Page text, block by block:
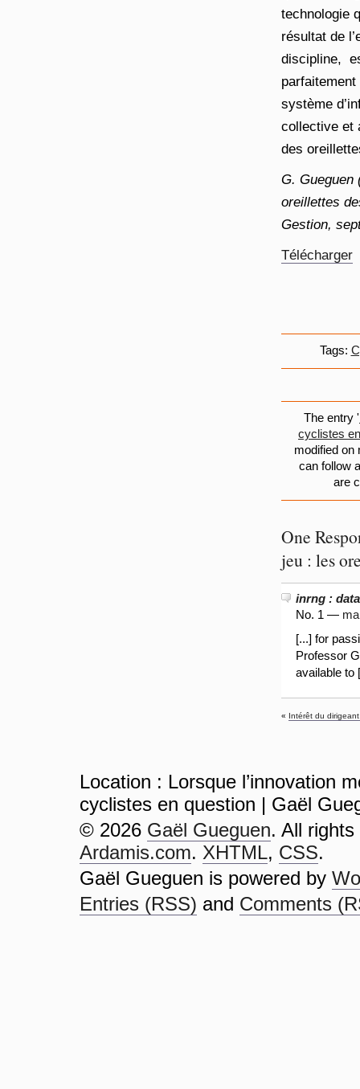
technologie
résultat de
discipline,
système
collective et
des
G. Gueguen
oreillettes
Gestion,
Télécharger
Tags:
The entry '
cyclistes
modified on
can follow
are
One
jeu : les
inrng :
No. 1 —
[...] for
Professor
available to
« Intérêt du
Location : Lorsque l’innovation
cyclistes en question | Gaël
© 2026 Gaël Gueguen. All
Ardamis.com. XHTML, CSS.
Gaël Gueguen is powered by
Entries (RSS) and Comments